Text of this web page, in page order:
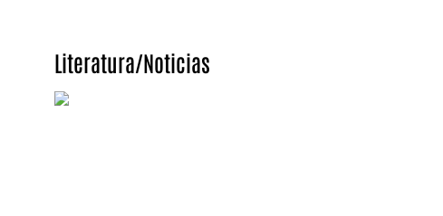
Literatura/Noticias